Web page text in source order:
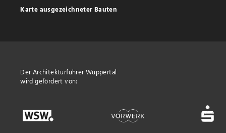
Karte ausgezeichneter Bauten
Der Architekturführer Wuppertal
wird gefördert von: